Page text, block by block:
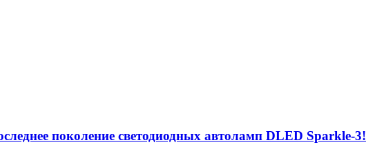
поколение светодиодных автоламп DLED Sparkle-3!